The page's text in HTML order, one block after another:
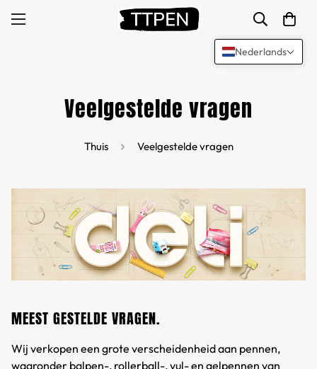
Veelgestelde vragen
Thuis Veelgestelde vragen
MEEST GESTELDE VRAGEN.
Wij verkopen een grote verscheidenheid aan pennen,
waaronder balpen-, rollerball-, vul- en gelpennen van
Nederlands